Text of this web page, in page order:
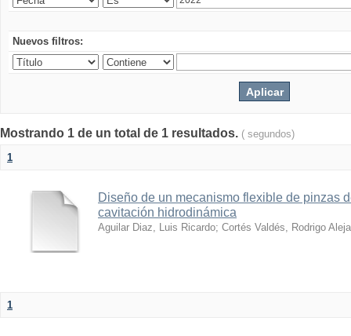
Nuevos filtros:
Mostrando 1 de un total de 1 resultados. ( segundos)
1
Diseño de un mecanismo flexible de pinzas
cavitación hidrodinámica
Aguilar Diaz, Luis Ricardo; Cortés Valdés, Rodrigo
1